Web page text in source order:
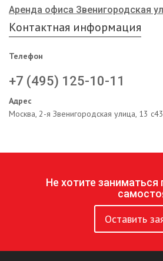
Аренда офиса Звенигородская
Контактная информация
Телефон
+7 (495) 125-10-11
Адрес
Москва, 2-я Звенигородская улица, 13 с43
Не хотите
Оставить